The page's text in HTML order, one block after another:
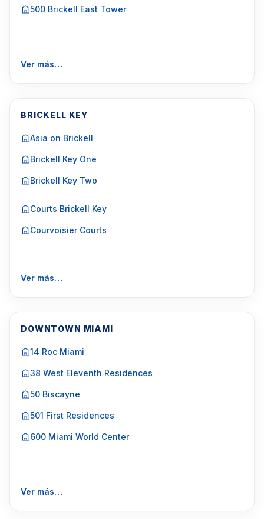
500 Brickell East Tower
Ver más…
BRICKELL KEY
Asia on Brickell
Brickell Key One
Brickell Key Two
Courts Brickell Key
Courvoisier Courts
Ver más…
DOWNTOWN MIAMI
14 Roc Miami
38 West Eleventh Residences
50 Biscayne
501 First Residences
600 Miami World Center
Ver más…